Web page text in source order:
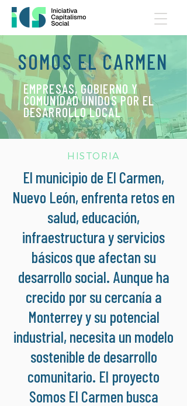
SOMOS EL CARMEN
EMPRESAS, GOBIERNO Y
COMUNIDAD UNIDOS POR EL
DESARROLLO LOCAL
HISTORIA
El municipio de El Carmen,
Nuevo León, enfrenta retos en
salud, educación,
infraestructura y servicios
básicos que afectan su
desarrollo social. Aunque ha
crecido por su cercanía a
Monterrey y su potencial
industrial, necesita un modelo
sostenible de desarrollo
comunitario. El proyecto
Somos El Carmen busca